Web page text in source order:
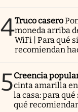
4Truco casero
moneda arriba
WiFi | Para qué
recomiendan
5Creencia
cinta amarilla
la casa: para
qué